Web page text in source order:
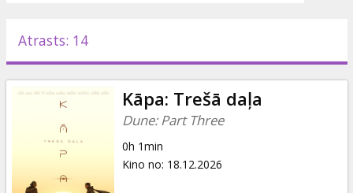
Pasākumi
Ziņas
Dāvanu
kartes
Atrasts: 14
Kāpa: Trešā daļa
Dune: Part Three
0h 1min
Kino no: 18.12.2026